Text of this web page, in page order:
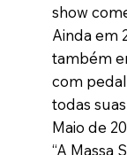
show
Ainda em
também
com
todas
Maio de
“A Massa